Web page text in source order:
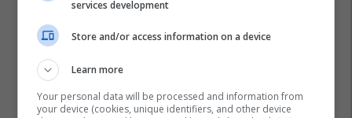
services development
Store and/or access information on a device
Learn more
Your personal data will be processed and information from
your device (cookies, unique identifiers, and other device